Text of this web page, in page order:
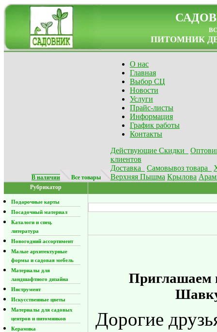
ПИТОМНИК
В наличии Все товары
О нас
Главная
Выбор СЦ
Новости
Услуги
Прайс-листы
Информация
График работы
Контакты
Действующие Скидки
клиентов
Доставка
Самовывоз товара
Верхняя Пышма Крылова
Рубрикатор
Подарочные карты
Посадочный материал
Каталоги и спец.
литература
Новогодний ассортимент
Малые архитектурные
формы и садовая мебель
Материалы для
ландшафтного дизайна
Инструмент
Искусственные цветы
Материалы для садовых
центров и питомников
Керамика
Приглашаем
Дорогие